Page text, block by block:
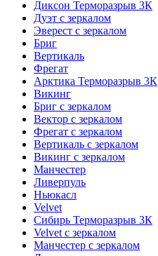
Диксон Терморазрыв 3К
Дуэт с зеркалом
Эверест с зеркалом
Бриг
Вертикаль
Фрегат
Арктика Терморазрыв 3К
Викинг
Бриг с зеркалом
Вектор с зеркалом
Фрегат с зеркалом
Вертикаль с зеркалом
Викинг с зеркалом
Манчестер
Ливерпуль
Ньюкасл
Velvet
Сибирь Терморазрыв 3К
Velvet с зеркалом
Манчестер с зеркалом